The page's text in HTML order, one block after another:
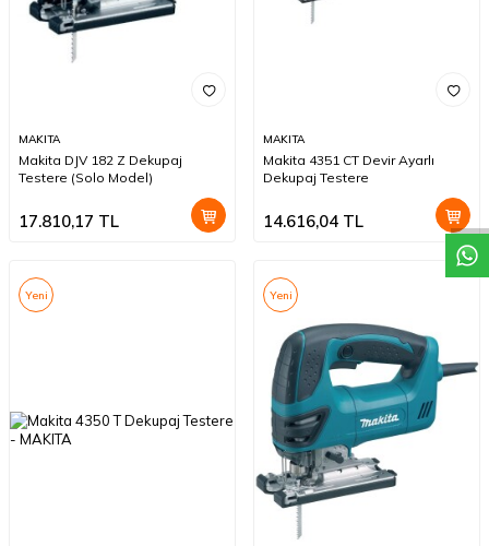
W
h
a
t
a
p
p
D
e
s
t
e
H
a
t
t
MAKITA
Makita DJV 182 Z Dekupaj
Testere (Solo Model)
17.810,17 TL
MAKITA
Makita 4351 CT Devir Ayarlı
Dekupaj Testere
14.616,04 TL
Yeni Yeni